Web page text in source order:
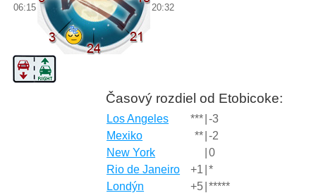
06:15 20:32
Časový rozdiel od Etobicoke:
Los Angeles *** -3
Mexiko
** -2
New York
0
Rio de Janeiro
+1 *
Londýn
+5 *****